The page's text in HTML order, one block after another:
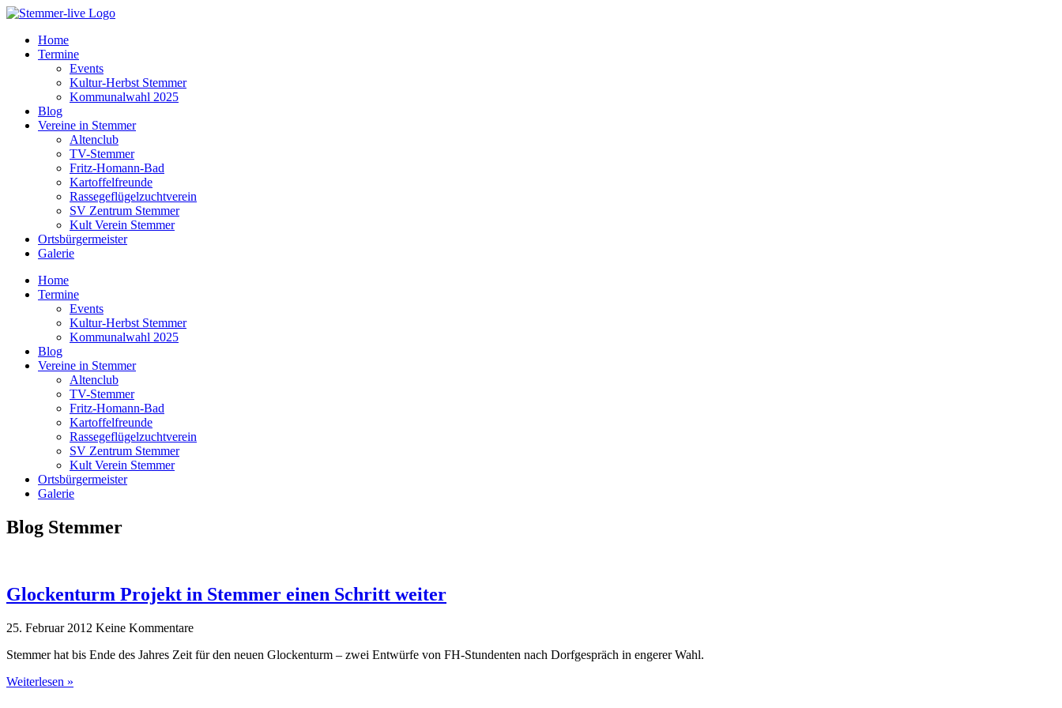
Home
Termine
Events
Kultur-Herbst Stemmer
Kommunalwahl 2025
Blog
Vereine in Stemmer
Altenclub
TV-Stemmer
Fritz-Homann-Bad
Kartoffelfreunde
Rassegeflügelzuchtverein
SV Zentrum Stemmer
Kult Verein Stemmer
Ortsbürgermeister
Galerie
Home
Termine
Events
Kultur-Herbst Stemmer
Kommunalwahl 2025
Blog
Vereine in Stemmer
Altenclub
TV-Stemmer
Fritz-Homann-Bad
Kartoffelfreunde
Rassegeflügelzuchtverein
SV Zentrum Stemmer
Kult Verein Stemmer
Ortsbürgermeister
Galerie
Blog Stemmer
Glockenturm Projekt in Stemmer einen Schritt weiter
25. Februar 2012 Keine Kommentare
Stemmer hat bis Ende des Jahres Zeit für den neuen Glockenturm – zwei Entwürfe von FH-Stundenten nach Dorfgespräch in engerer Wahl.
Weiterlesen »